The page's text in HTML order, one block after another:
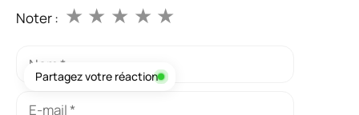
Noter : ★
★
★
★
★
Nom
Partagez votre réaction